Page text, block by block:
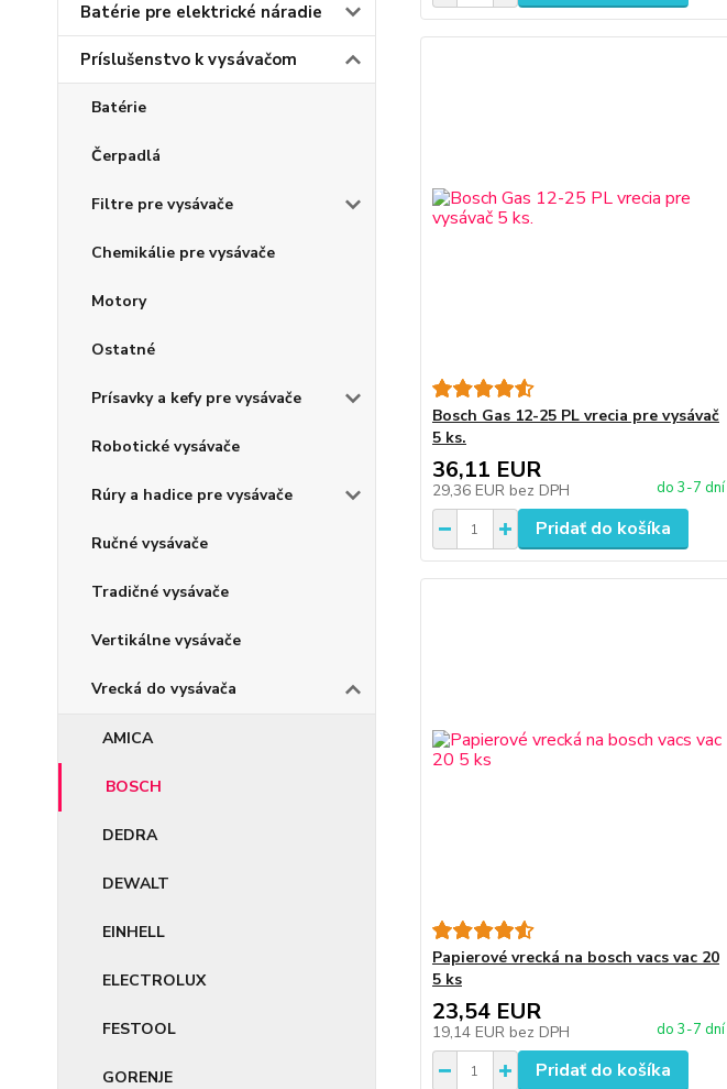
Batérie pre elektrické náradie
Príslušenstvo k vysávačom
Batérie
Čerpadlá
Filtre pre vysávače
Chemikálie pre vysávače
Motory
Ostatné
Prísavky a kefy pre vysávače
Robotické vysávače
Rúry a hadice pre vysávače
Ručné vysávače
Tradičné vysávače
Vertikálne vysávače
Vrecká do vysávača
AMICA
BOSCH
DEDRA
DEWALT
EINHELL
ELECTROLUX
FESTOOL
GORENJE
Bosch Gas 12-25 PL vrecia pre vysávač
5 ks.
36,11 EUR
29,36 EUR bez DPH do 3-7 dní
Pridať do košíka
Papierové vrecká na bosch vacs vac 20
5 ks
23,54 EUR
19,14 EUR bez DPH do 3-7 dní
Pridať do košíka